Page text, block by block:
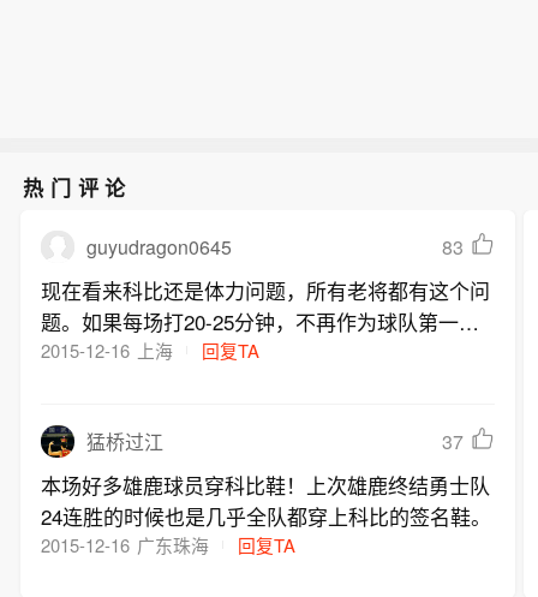
热门评论
guyudragon0645 83
现在看来科比还是体力问题，所有老将都有这个问
题。如果每场打20-25分钟，不再作为球队第一进
攻选择，科比应该还是很高效的。前面很多场比赛
还拿个10+8，效率依旧很高。当然，如果没那么偏
执了，那也不是科比了。。。比荣誉，科比最多跟
邓肯持平，但比人气，还是要比呆呆高很多，可能
就是因为这种个性吧。。。当然，黑他的人也比呆
2015-12-16 上海 回复TA
猛桥过江 37
本场好多雄鹿球员穿科比鞋！上次雄鹿终结勇士队
24连胜的时候也是几乎全队都穿上科比的签名鞋。
2015-12-16 广东珠海 回复TA